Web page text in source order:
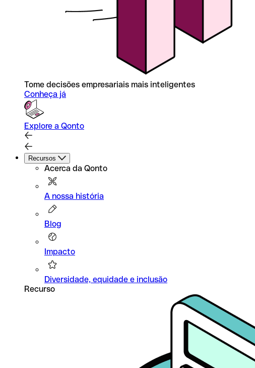
Tome decisões empresariais mais inteligentes
Conheça já
Explore a Qonto
Recursos
Acerca da Qonto
A nossa história
Blog
Impacto
Diversidade, equidade e inclusão
Recurso